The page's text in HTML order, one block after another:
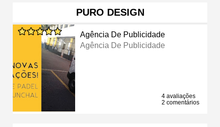
PURO DESIGN
Agência De Publicidade
Agência De Publicidade
4 avaliações
2 comentários